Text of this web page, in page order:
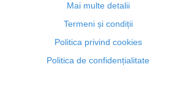
Mai multe detalii
Termeni și condiții
Politica privind cookies
Politica de confidențialitate
Articole similare